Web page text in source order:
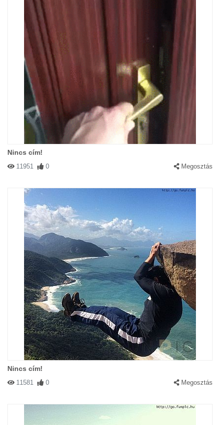
Nincs cím!
11951 0 Megosztás
Nincs cím!
11581 0 Megosztás